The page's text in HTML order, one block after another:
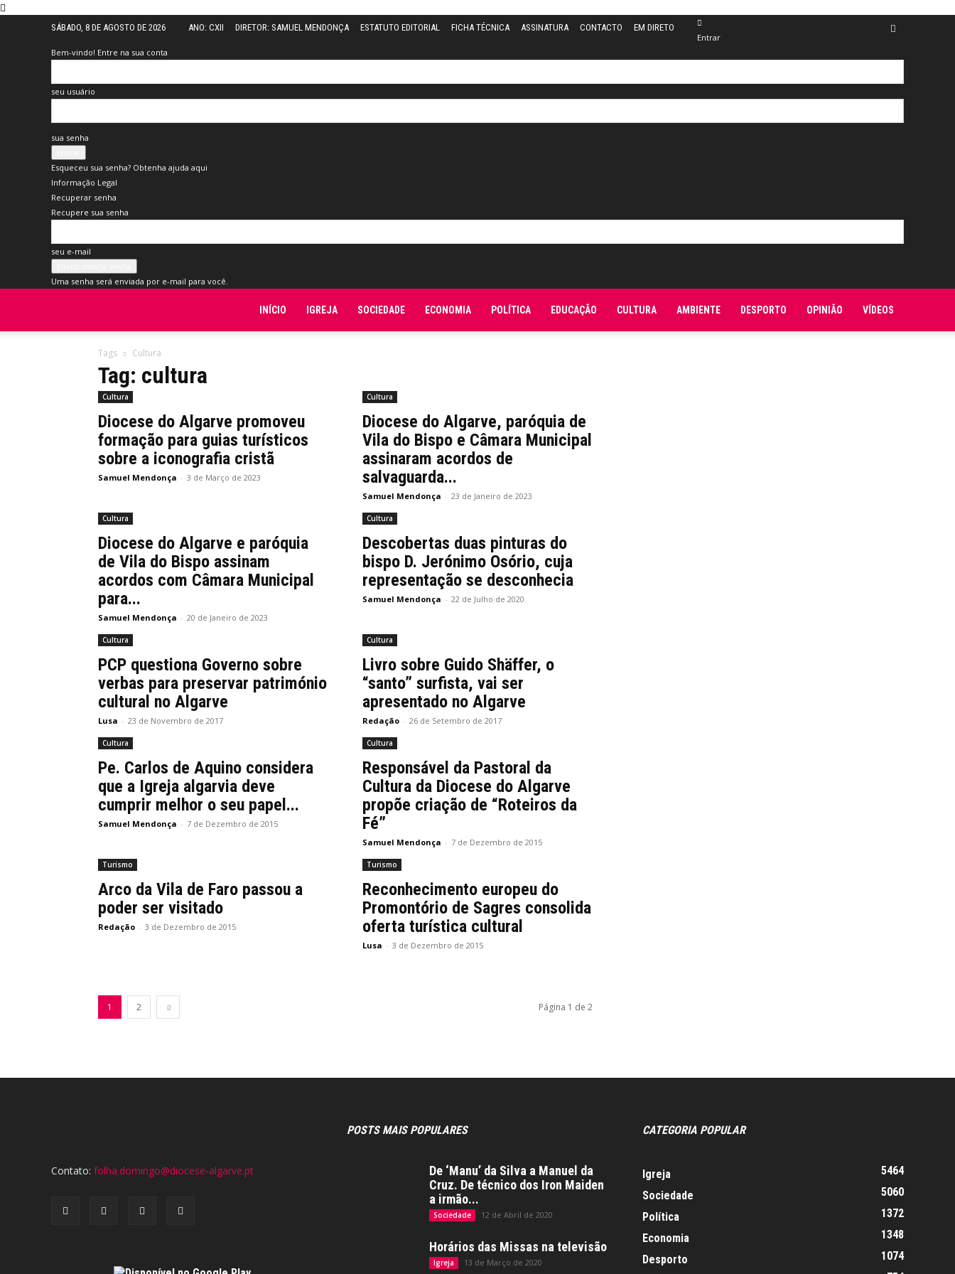
SÁBADO, 8 DE AGOSTO DE 2026 ANO: CXII DIRETOR: SAMUEL MENDONÇA ESTATUTO EDITORIAL FICHA TÉCNICA ASSINATURA CONTACTO
EM DIRETO
Entrar
Bem-vindo! Entre na sua conta
seu usuário
sua senha
Esqueceu sua senha? Obtenha ajuda aqui
Informação Legal
Recuperar senha
Recupere sua senha
seu e-mail
Uma senha será enviada por e-mail para você.
INÍCIO IGREJA SOCIEDADE ECONOMIA POLÍTICA EDUCAÇÃO CULTURA AMBIENTE DESPORTO OPINIÃO VÍDEOS
Tags Cultura
Tag: cultura
Cultura
Diocese do Algarve promoveu
formação para guias turísticos
sobre a iconografia cristã
Samuel Mendonça - 3 de Março de 2023
Cultura
Diocese do Algarve, paróquia de
Vila do Bispo e Câmara Municipal
assinaram acordos de
salvaguarda...
Samuel Mendonça - 23 de Janeiro de 2023
Cultura
Diocese do Algarve e paróquia
de Vila do Bispo assinam
acordos com Câmara Municipal
para...
Samuel Mendonça - 20 de Janeiro de 2023
Cultura
Descobertas duas pinturas do
bispo D. Jerónimo Osório, cuja
representação se desconhecia
Samuel Mendonça - 22 de Julho de 2020
Cultura
PCP questiona Governo sobre
verbas para preservar património
cultural no Algarve
Lusa - 23 de Novembro de 2017
Cultura
Livro sobre Guido Shäffer, o
“santo” surfista, vai ser
apresentado no Algarve
Redação - 26 de Setembro de 2017
Cultura
Pe. Carlos de Aquino considera
que a Igreja algarvia deve
cumprir melhor o seu papel...
Samuel Mendonça - 7 de Dezembro de 2015
Cultura
Responsável da Pastoral da
Cultura da Diocese do Algarve
propõe criação de “Roteiros da
Fé”
Samuel Mendonça - 7 de Dezembro de 2015
Turismo
Arco da Vila de Faro passou a
poder ser visitado
Redação - 3 de Dezembro de 2015
Turismo
Reconhecimento europeu do
Promontório de Sagres consolida
oferta turística cultural
Lusa - 3 de Dezembro de 2015
1 2 Página 1 de 2
Contato: folha.domingo@diocese-algarve.pt
POSTS MAIS POPULARES
De ‘Manu’ da Silva a Manuel da
Cruz. De técnico dos Iron Maiden
a irmão...
Sociedade 12 de Abril de 2020
Horários das Missas na televisão
Igreja 13 de Março de 2020
CATEGORIA POPULAR
Igreja
5464
Sociedade
5060
Política
1372
Economia
1348
Desporto
1074